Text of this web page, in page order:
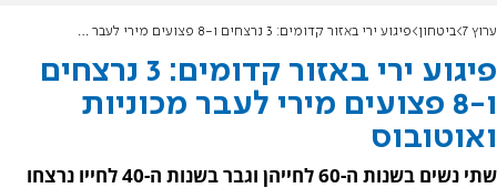
ערוץ 7 ביטחון פיגוע ירי באזור קדומים: 3 נרצחים ו-8 פצועים מירי לעבר מכוניות ואוטובוס
פיגוע ירי באזור קדומים: 3 נרצחים
ו-8 פצועים מירי לעבר מכוניות
ואוטובוס
שתי נשים בשנות ה-60 לחייהן וגבר בשנות ה-40 לחייו נרצחו